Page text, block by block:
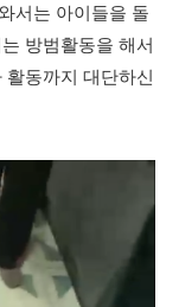
서는 아이들을 돌
방범활동을 해서
동까지 대단하신